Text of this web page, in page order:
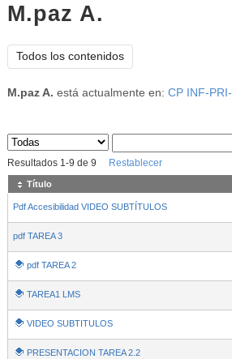
M.paz A.
Todos los contenidos
M.paz A. está actualmente en: CP INF-
Sus archivos
Resultados 1-9 de 9 Restablecer
Título
Pdf Accesibilidad VIDEO SUBTÍTULOS
pdf TAREA 3
pdf TAREA 2
TAREA1 LMS
VIDEO SUBTITULOS
PRESENTACION TAREA 2.2